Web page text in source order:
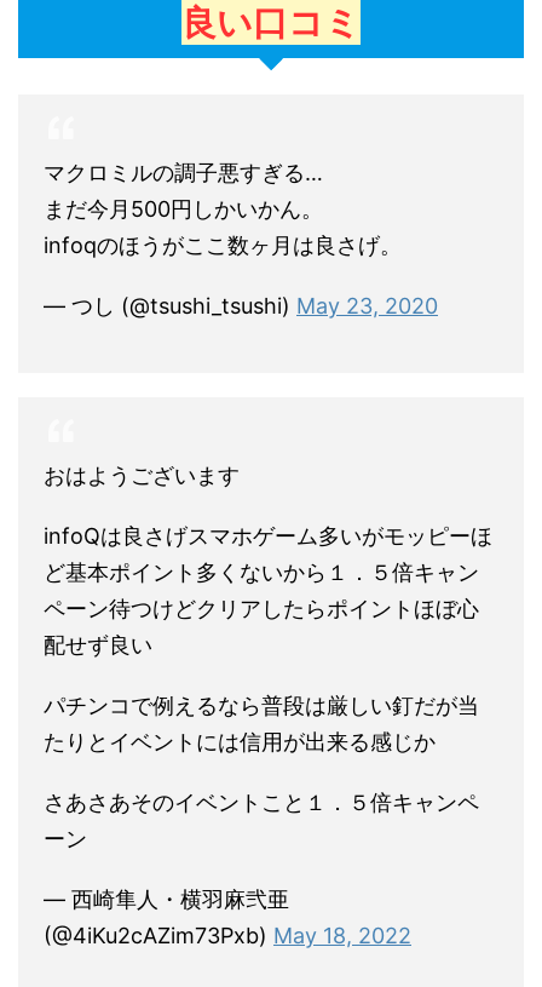
良い口コミ
マクロミルの調子悪すぎる…
まだ今月500円しかいかん。
infoqのほうがここ数ヶ月は良さげ。
— つし (@tsushi_tsushi) May 23, 2020
おはようございます
infoQは良さげスマホゲーム多いがモッピーほ
ど基本ポイント多くないから１．５倍キャン
ペーン待つけどクリアしたらポイントほぼ心
配せず良い
パチンコで例えるなら普段は厳しい釘だが当
たりとイベントには信用が出来る感じか
さあさあそのイベントこと１．５倍キャンペ
ーン
— 西崎隼人・横羽麻弐亜
(@4iKu2cAZim73Pxb) May 18, 2022